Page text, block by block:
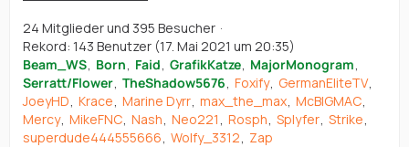
24 Mitglieder und 395 Besucher
Rekord: 143 Benutzer (17. Mai 2021 um 20:35)
Beam_WS Born Faid GrafikKatze MajorMonogram
Serratt/Flower TheShadow5676 Foxify GermanEliteTV
JoeyHD Krace Marine Dyrr max_the_max McBIGMAC
Mercy MikeFNC Nash Neo221 Rosph Splyfer Strike
superdude444555666 Wolfy_3312
Zap